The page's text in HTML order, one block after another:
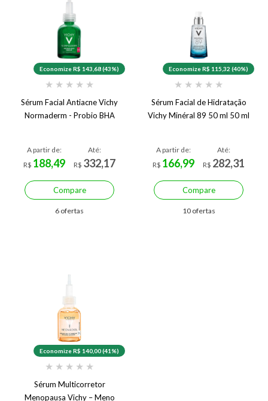
Economize R$ 143,68 (43%)
★ ★ ★ ★ ★
Sérum Facial Antiacne Vichy
Normaderm - Probio BHA
A partir de:
R$ 188,49
Até:
R$ 332,17
Compare
6 ofertas
Economize R$ 115,32 (40%)
★ ★ ★ ★ ★
Sérum Facial de Hidratação
Vichy Minéral 89 50 ml 50 ml
A partir de:
R$ 166,99
Até:
R$ 282,31
Compare
10 ofertas
Economize R$ 140,00 (41%)
★ ★ ★ ★ ★
Sérum Multicorretor
Menopausa Vichy – Meno